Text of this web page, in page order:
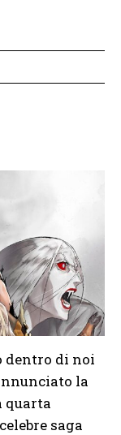
dentro di noi
la
quarta
saga